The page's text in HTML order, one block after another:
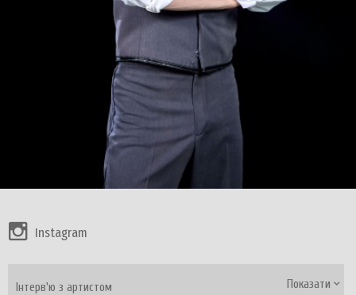
Instagram
Інтерв'ю з артистом Показати